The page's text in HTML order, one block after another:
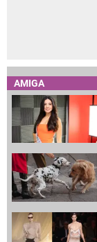
AMIGA